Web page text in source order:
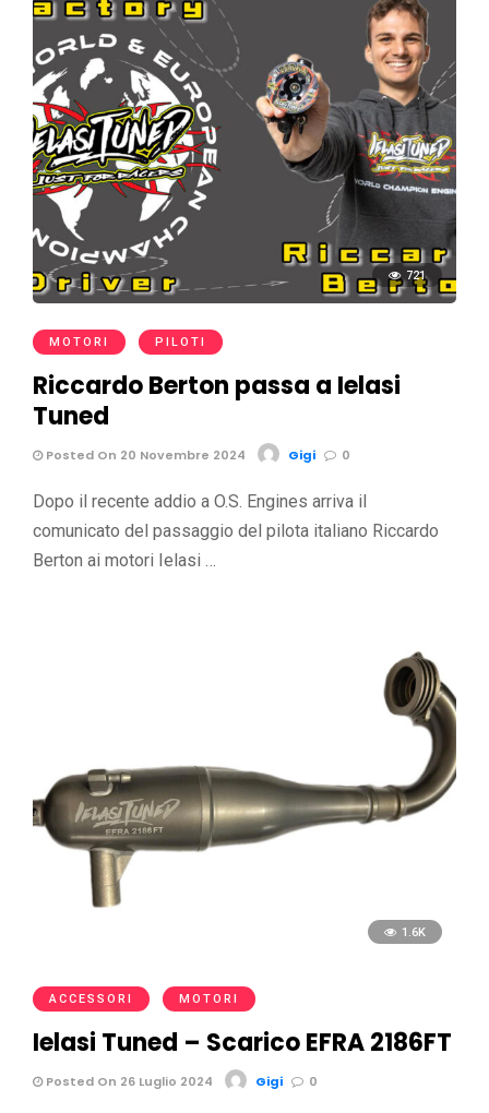
721
MOTORI PILOTI
Riccardo Berton passa a Ielasi
Tuned
Posted On 20 Novembre 2024 Gigi 0
Dopo il recente addio a O.S. Engines arriva il
comunicato del passaggio del pilota italiano Riccardo
Berton ai motori Ielasi …
1.6K
ACCESSORI MOTORI
Ielasi Tuned – Scarico EFRA 2186FT
Posted On 26 Luglio 2024 Gigi 0